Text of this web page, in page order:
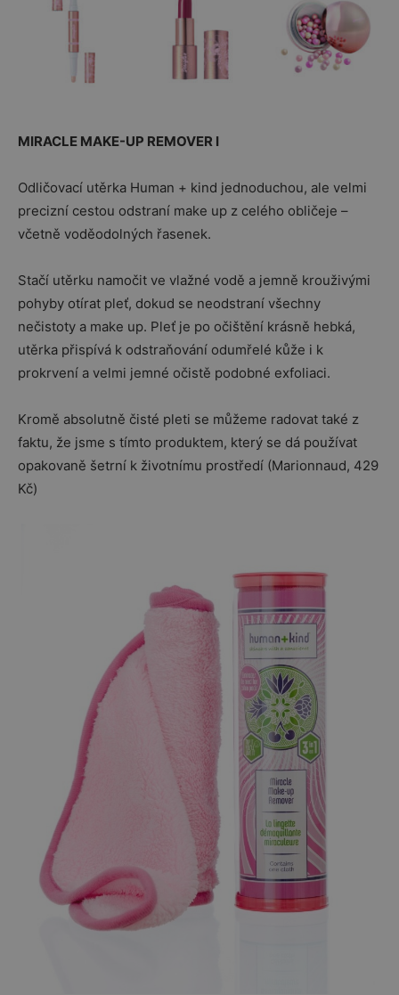
MIRACLE MAKE-UP REMOVER I
Odličovací utěrka Human + kind jednoduchou, ale velmi
precizní cestou odstraní make up z celého obličeje –
včetně voděodolných řasenek.
Stačí utěrku namočit ve vlažné vodě a jemně krouživými
pohyby otírat pleť, dokud se neodstraní všechny
nečistoty a make up. Pleť je po očištění krásně hebká,
utěrka přispívá k odstraňování odumřelé kůže i k
prokrvení a velmi jemné očistě podobné exfoliaci.
Kromě absolutně čisté pleti se můžeme radovat také z
faktu, že jsme s tímto produktem, který se dá používat
opakovaně šetrní k životnímu prostředí (Marionnaud, 429
Kč)